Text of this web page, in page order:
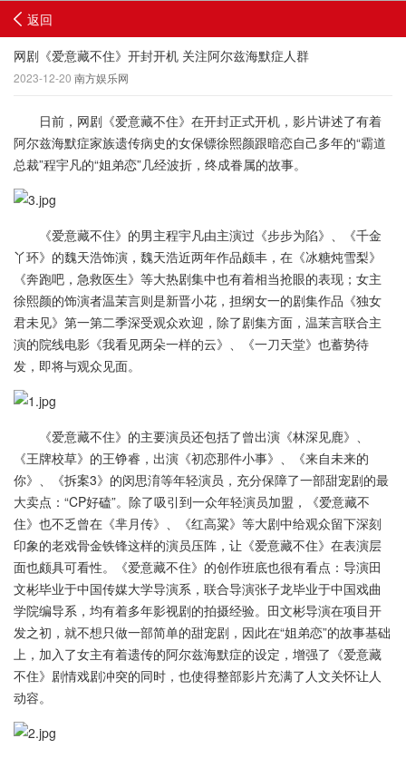
返回
网剧《爱意藏不住》开封开机 关注阿尔兹海默症人群
2023-12-20 南方娱乐网
日前，网剧《爱意藏不住》在开封正式开机，影片讲述了有着
阿尔兹海默症家族遗传病史的女保镖徐熙颜跟暗恋自己多年的“霸道
总裁”程宇凡的“姐弟恋”几经波折，终成眷属的故事。
《爱意藏不住》的男主程宇凡由主演过《步步为陷》、《千金
丫环》的魏天浩饰演，魏天浩近两年作品颇丰，在《冰糖炖雪梨》
《奔跑吧，急救医生》等大热剧集中也有着相当抢眼的表现；女主
徐熙颜的饰演者温茉言则是新晋小花，担纲女一的剧集作品《独女
君未见》第一第二季深受观众欢迎，除了剧集方面，温茉言联合主
演的院线电影《我看见两朵一样的云》、《一刀天堂》也蓄势待
发，即将与观众见面。
《爱意藏不住》的主要演员还包括了曾出演《林深见鹿》、
《王牌校草》的王铮睿，出演《初恋那件小事》、《来自未来的
你》、《拆案3》的闵思淯等年轻演员，充分保障了一部甜宠剧的最
大卖点：“CP好磕”。除了吸引到一众年轻演员加盟，《爱意藏不
住》也不乏曾在《芈月传》、《红高粱》等大剧中给观众留下深刻
印象的老戏骨金铁锋这样的演员压阵，让《爱意藏不住》在表演层
面也颇具可看性。《爱意藏不住》的创作班底也很有看点：导演田
文彬毕业于中国传媒大学导演系，联合导演张子龙毕业于中国戏曲
学院编导系，均有着多年影视剧的拍摄经验。田文彬导演在项目开
发之初，就不想只做一部简单的甜宠剧，因此在“姐弟恋”的故事基础
上，加入了女主有着遗传的阿尔兹海默症的设定，增强了《爱意藏
不住》剧情戏剧冲突的同时，也使得整部影片充满了人文关怀让人
动容。